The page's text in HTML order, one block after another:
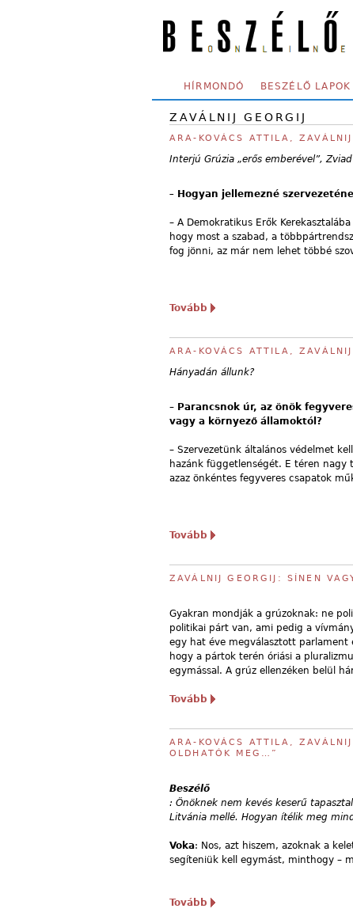
SECONDARY MENU
HÍRMONDÓ BESZÉLŐ LAPOK
ZAVÁLNIJ GEORGIJ
ARA-KOVÁCS ATTILA,
Interjú Grúzia „erős emberével”,
– Hogyan jellemezné
– A Demokratikus Erők
hogy most a szabad, a
fog jönni, az már nem lehet többé
Tovább
ARA-KOVÁCS ATTILA,
Hányadán állunk?
– Parancsnok úr, az önök
vagy a környező államoktól?
– Szervezetünk általános védelmet
hazánk függetlenségét. E téren nagy
azaz önkéntes fegyveres csapatok
Tovább
ZAVÁLNIJ GEORGIJ: SÍNEN
Gyakran mondják a grúzoknak: ne
politikai párt van, ami pedig a
egy hat éve megválasztott parlament
hogy a pártok terén óriási a
egymással. A grúz ellenzéken belül
Tovább
ARA-KOVÁCS ATTILA,
OLDHATÓK MEG…”
Beszélő
: Önöknek nem kevés keserű
Litvánia mellé. Hogyan ítélik meg
Voka: Nos, azt hiszem, azoknak a
segíteniük kell egymást, minthogy –
Tovább